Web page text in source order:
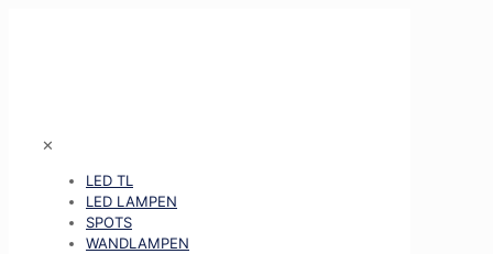
✕
LED TL
LED LAMPEN
SPOTS
WANDLAMPEN